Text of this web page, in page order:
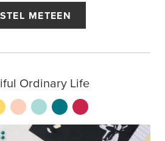
METEEN
Ordinary Life